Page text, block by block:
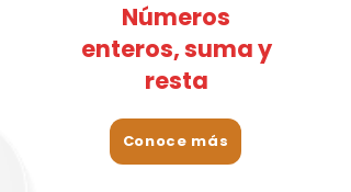
Números
enteros, suma y
resta
Conoce más